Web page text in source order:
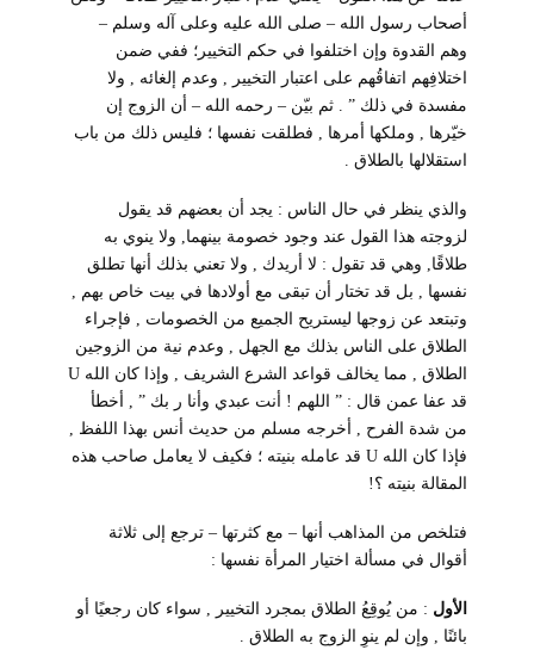
أصحاب رسول الله – صلى الله عليه وعلى آله وسلم –
وهم القدوة وإن اختلفوا في حكم التخيير؛ ففي ضمن
اختلافِهم اتفاقُهم على اعتبار التخيير , وعدم إلغائه , ولا
مفسدة في ذلك ” . ثم بيّن – رحمه الله – أن الزوج إن
خيّرها , وملكها أمرها , فطلقت نفسها ؛ فليس ذلك من باب
استقلالها بالطلاق .
والذي ينظر في حال الناس : يجد أن بعضهم قد يقول
لزوجته هذا القول عند وجود خصومة بينهما, ولا ينوي به
طلاقًا, وهي قد تقول : لا أريدك , ولا تعني بذلك أنها تطلق
نفسها , بل قد تختار أن تبقى مع أولادها في بيت خاص بهم ,
وتبتعد عن زوجها ليستريح الجميع من الخصومات , فإجراء
الطلاق على الناس بذلك مع الجهل , وعدم نية من الزوجين
الطلاق , مما يخالف قواعد الشرع الشريف , وإذا كان اللهU
قد عفا عمن قال : ” اللهم ! أنت عبدي وأنا ر بك ” , أخطأ
من شدة الفرح , أخرجه مسلم من حديث أنس بهذا اللفظ ,
فإذا كان اللهU قد عامله بنيته ؛ فكيف لا يعامل صاحب هذه
المقالة بنيته ؟!
فتلخص من المذاهب أنها – مع كثرتها – ترجع إلى ثلاثة
أقوال في مسألة اختيار المرأة نفسها :
الأول : من يُوقِعُ الطلاق بمجرد التخيير , سواء كان رجعيًا أو
بائنًا , وإن لم ينوِ الزوج به الطلاق .